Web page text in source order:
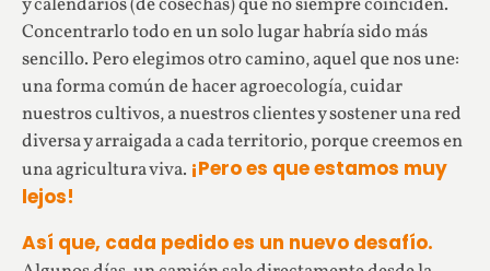
Concentrarlo todo en un solo lugar habría sido más
sencillo. Pero elegimos otro camino, aquel que nos une:
una forma común de hacer agroecología, cuidar
nuestros cultivos, a nuestros clientes y sostener una red
diversa y arraigada a cada territorio, porque creemos en
una agricultura viva. ¡Pero es que estamos muy
lejos!
Así que, cada pedido es un nuevo desafío.